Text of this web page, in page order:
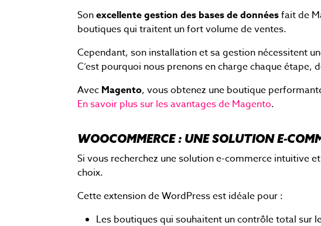
Sonexcellente gestion des bases de donnéesfait de
boutiques qui traitent un fort volume de ventes.
Cependant, son installation et sa gestion nécessitent
C’est pourquoi nous prenons en charge chaque étape,
Avec Magento, vous obtenez une boutique
En savoir plus sur les avantages de Magento.
WOOCOMMERCE : UNE SOLUTION E-
Si vous recherchez une solution e-commerce intuitive
choix.
Cette extension de WordPress est idéale pour :
Les boutiques qui souhaitent un contrôle total sur